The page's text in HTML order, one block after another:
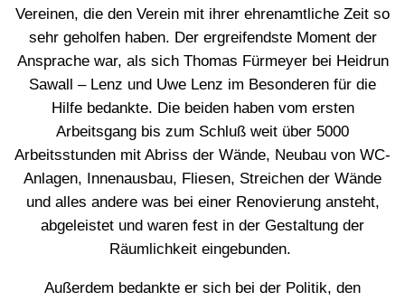
Vereinen, die den Verein mit ihrer ehrenamtliche Zeit so
sehr geholfen haben. Der ergreifendste Moment der
Ansprache war, als sich Thomas Fürmeyer bei Heidrun
Sawall – Lenz und Uwe Lenz im Besonderen für die
Hilfe bedankte. Die beiden haben vom ersten
Arbeitsgang bis zum Schluß weit über 5000
Arbeitsstunden mit Abriss der Wände, Neubau von WC-
Anlagen, Innenausbau, Fliesen, Streichen der Wände
und alles andere was bei einer Renovierung ansteht,
abgeleistet und waren fest in der Gestaltung der
Räumlichkeit eingebunden.
Außerdem bedankte er sich bei der Politik, den